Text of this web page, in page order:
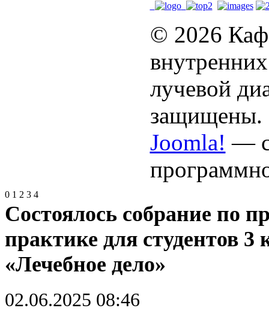
0 1 2 3 4
Состоялось собрание по
практике для студентов 3
«Лечебное дело»
02.06.2025 08:46
© 2026
лучевой
защищены.
Joomla! —